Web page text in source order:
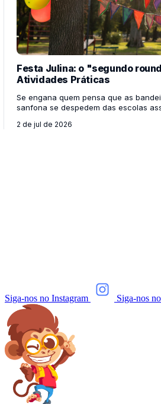
Festa Julina: o "segundo
Atividades Práticas
Se engana quem pensa que as
sanfona se despedem das escolas
Festa Julina chega como o "segundo
2 de jul de 2026
Siga-nos no Instagram Siga-nos